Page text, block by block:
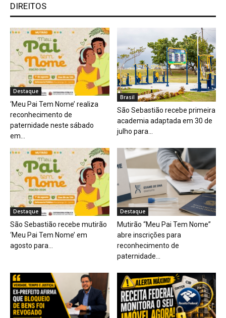
DIREITOS
Destaque
‘Meu Pai Tem Nome’ realiza
reconhecimento de
paternidade neste sábado
em...
Brasil
São Sebastião recebe primeira
academia adaptada em 30 de
julho para...
Destaque
São Sebastião recebe mutirão
‘Meu Pai Tem Nome’ em
agosto para...
Destaque
Mutirão “Meu Pai Tem Nome”
abre inscrições para
reconhecimento de
paternidade...